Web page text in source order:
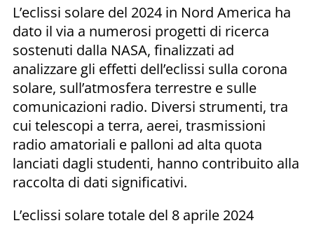
L’eclissi solare del 2024 in Nord America ha
dato il via a numerosi progetti di ricerca
sostenuti dalla NASA, finalizzati ad
analizzare gli effetti dell’eclissi sulla corona
solare, sull’atmosfera terrestre e sulle
comunicazioni radio. Diversi strumenti, tra
cui telescopi a terra, aerei, trasmissioni
radio amatoriali e palloni ad alta quota
lanciati dagli studenti, hanno contribuito alla
raccolta di dati significativi.
L’eclissi solare totale del 8 aprile 2024